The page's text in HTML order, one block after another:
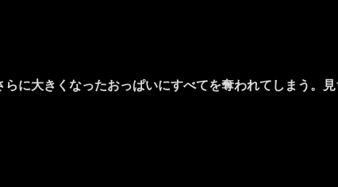
に大きくなったおっぱいにすべてを奪われてしまう。